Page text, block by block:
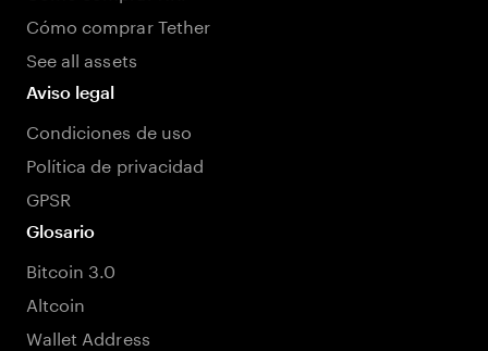
Cómo comprar Tether
See all assets
Aviso legal
Condiciones de uso
Política de privacidad
GPSR
Glosario
Bitcoin 3.0
Altcoin
Wallet Address